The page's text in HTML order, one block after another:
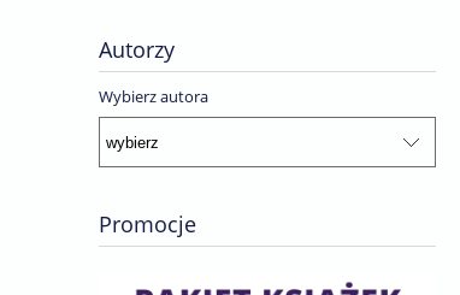
Autorzy
Wybierz autora
Promocje